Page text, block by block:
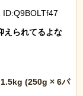
えられてるよな
1.5kg (250g × 6パ